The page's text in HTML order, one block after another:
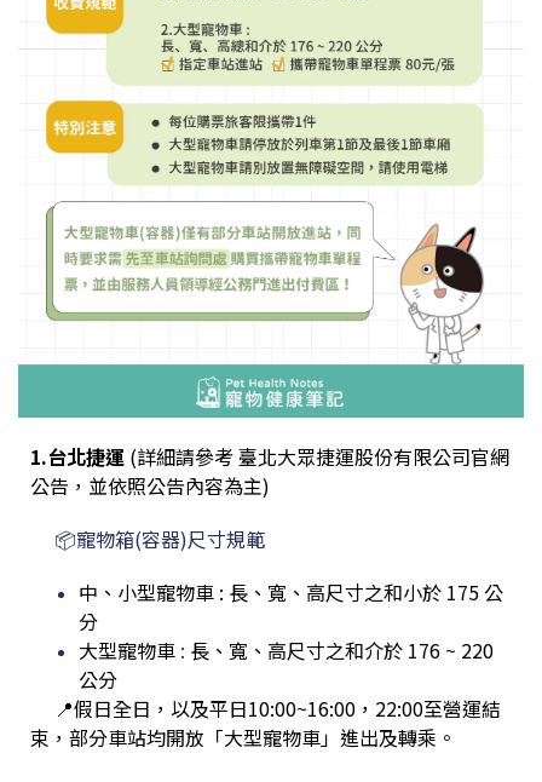
1.台北捷運 (詳細請參考 臺北大眾捷運股份有限公司官網
公告，並依照公告內容為主)
📦寵物箱(容器)尺寸規範
中、小型寵物車 : 長、寬、高尺寸之和小於 175 公
分
大型寵物車 : 長、寬、高尺寸之和介於 176 ~ 220
公分
📍假日全日，以及平日10:00~16:00，22:00至營運結
束，部分車站均開放「大型寵物車」進出及轉乘。